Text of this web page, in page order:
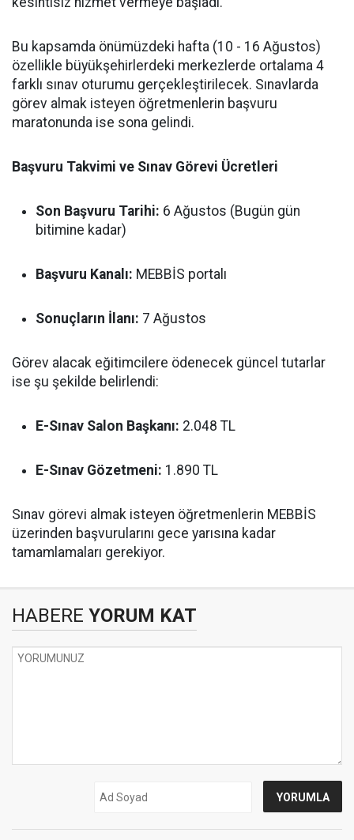
Bu kapsamda önümüzdeki hafta (10 - 16 Ağustos)
özellikle büyükşehirlerdeki merkezlerde ortalama 4
farklı sınav oturumu gerçekleştirilecek. Sınavlarda
görev almak isteyen öğretmenlerin başvuru
maratonunda ise sona gelindi.
Başvuru Takvimi ve Sınav Görevi Ücretleri
Son Başvuru Tarihi: 6 Ağustos (Bugün gün
bitimine kadar)
Başvuru Kanalı: MEBBİS portalı
Sonuçların İlanı: 7 Ağustos
Görev alacak eğitimcilere ödenecek güncel tutarlar
ise şu şekilde belirlendi:
E-Sınav Salon Başkanı: 2.048 TL
E-Sınav Gözetmeni: 1.890 TL
Sınav görevi almak isteyen öğretmenlerin MEBBİS
üzerinden başvurularını gece yarısına kadar
tamamlamaları gerekiyor.
HABERE YORUM KAT